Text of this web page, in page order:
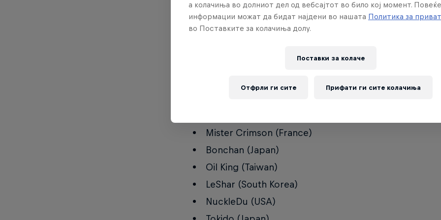
Menard (Dominican Republic)
Gachikun (Japan)
Mister Crimson (France)
Bonchan (Japan)
Oil King (Taiwan)
LeShar (South Korea)
NuckleDu (USA)
а колачиња во долниот дел од вебсајтот во било кој момент. Повеќе
информации можат да бидат најдени во нашата Политика за
во Поставките за колачиња долу.
Поставки за колачe
Отфрли ги сите Прифати ги сите колачиња